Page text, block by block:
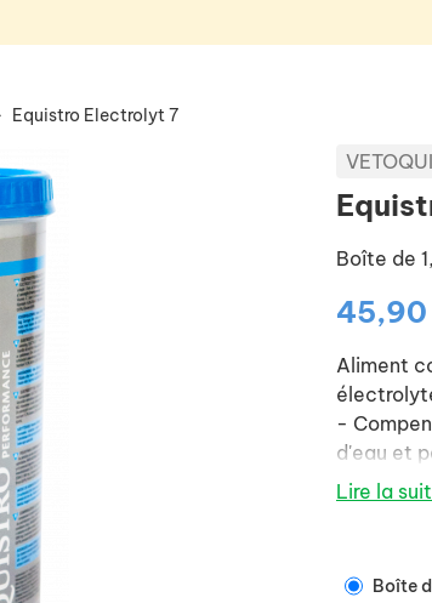
Equistro Electrolyt 7
Boîte de
45,90
Aliment
-
d'eau et
- Permet
Lire la
Boîte